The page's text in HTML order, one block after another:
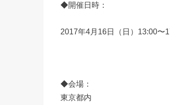
◆開催日時：
2017年4月16日（日）13:00〜
◆会場：
東京都内